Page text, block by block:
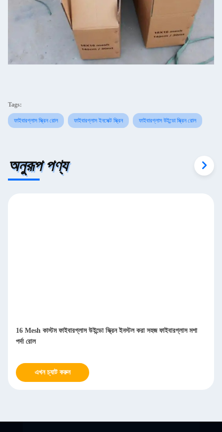
Tags:
ফাইবারগ্লাস স্ক্রিন রোল ফাইবারগ্লাস ইনসেক্ট স্ক্রিন ফাইবারগ্লাস উইন্ডো স্ক্রিন রোল
অনুরূপ পণ্য
16 Mesh কাস্টম ফাইবারগ্লাস উইন্ডো স্ক্রিন ইনস্টল করা সহজ ফাইবারগ্লাস মশা
পর্দা রোল
এখন চ্যাট করুন